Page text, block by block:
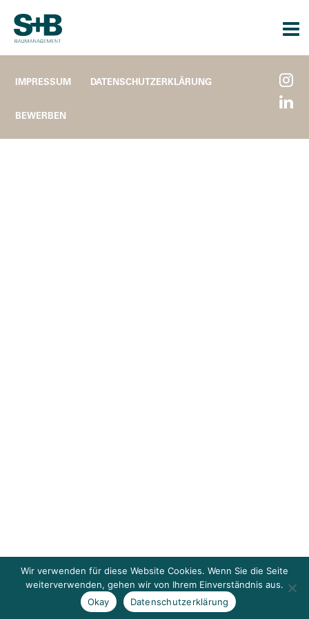
IMPRESSUM DATENSCHUTZERKLÄRUNG
BEWERBEN
Wir verwenden für diese Website Cookies. Wenn Sie die Seite
weiterverwenden, gehen wir von Ihrem Einverständnis aus.
Okay
Datenschutzerklärung